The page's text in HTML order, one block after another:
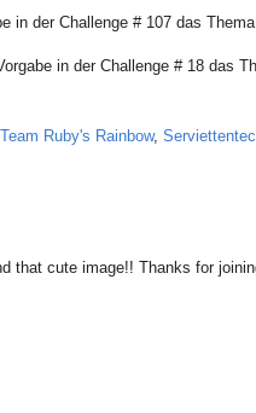
in der Challenge # 107 das
in der Challenge # 18 das
Ruby's Rainbow,
that cute image!! Thanks for